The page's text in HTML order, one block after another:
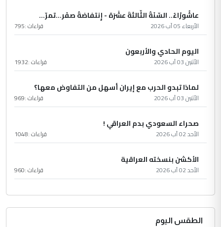
عاشُورْاءُ.. السّنَةُ الثّالثةَ عشَرَة - إِنتفاضةُ صفَر…تمرّ...
الأربعاء 05 آب 2026 قراءات :795
اليوم الحادي والأربعون
الأثنين 03 آب 2026 قراءات :1932
لماذا تبدو الحرب مع إيران أسهل من التفاوض معها؟
الأثنين 03 آب 2026 قراءات :969
صحراء السعودي بدم العراقي !
الأحد 02 آب 2026 قراءات :1048
الأكشن بنسخته العراقية
الأحد 02 آب 2026 قراءات :960
الطقس اليوم